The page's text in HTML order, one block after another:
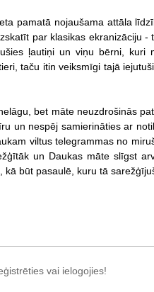
pamatā nojaušama attāla
par klasikas ekranizāciju -
ļautiņi un viņu bērni, kuri
taču itin veiksmīgi tajā
bet māte neuzdrošinās
un nespēj samierināties ar
viltus telegrammas no
un Daukas māte slīgst
būt pasaulē, kuru tā
vai ielogojies!